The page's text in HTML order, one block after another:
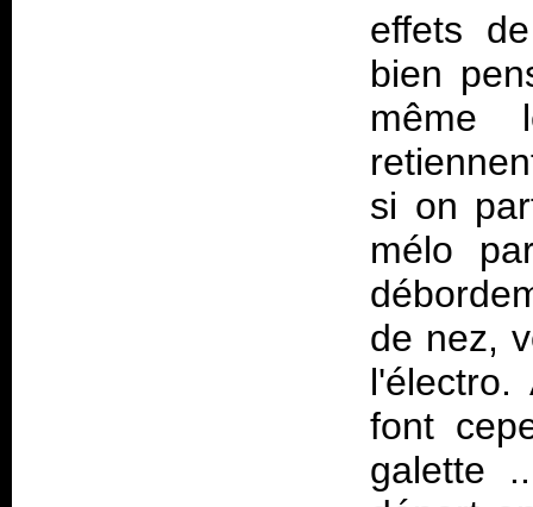
effets
bien
même
si on
mélo
de nez,
font
galette